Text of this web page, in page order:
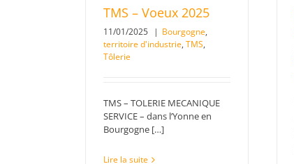
TMS – Voeux 2025
11/01/2025 | Bourgogne,
territoire d'industrie, TMS,
Tôlerie
TMS – TOLERIE MECANIQUE
SERVICE – dans l’Yonne en
Bourgogne […]
Lire la suite